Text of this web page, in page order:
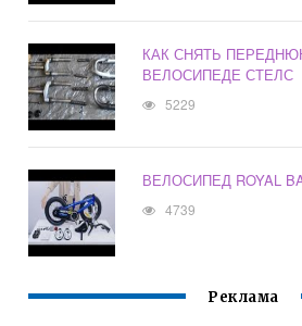
КАК СНЯТЬ
ВЕЛОСИПЕДЕ СТЕЛС
5229
ВЕЛОСИПЕД ROYAL
4739
Реклама